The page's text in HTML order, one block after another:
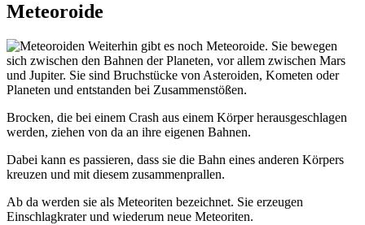
Meteoroide
Weiterhin gibt es noch Meteoroide. Sie bewegen
sich zwischen den Bahnen der Planeten, vor allem zwischen Mars
und Jupiter. Sie sind Bruchstücke von Asteroiden, Kometen oder
Planeten und entstanden bei Zusammenstößen.
Brocken, die bei einem Crash aus einem Körper herausgeschlagen
werden, ziehen von da an ihre eigenen Bahnen.
Dabei kann es passieren, dass sie die Bahn eines anderen Körpers
kreuzen und mit diesem zusammenprallen.
Ab da werden sie als Meteoriten bezeichnet. Sie erzeugen
Einschlagkrater und wiederum neue Meteoriten.